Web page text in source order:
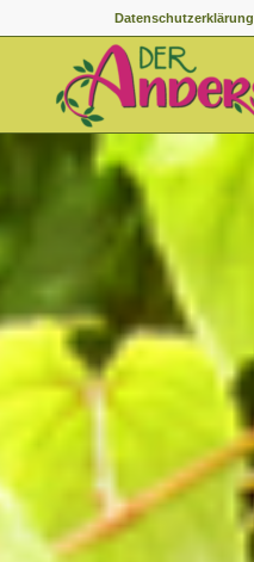
Datenschutzerklärung